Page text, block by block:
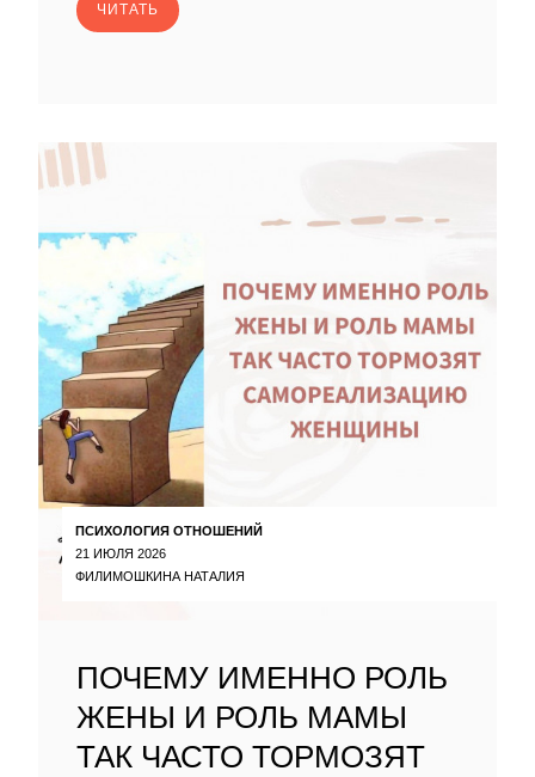
ЧИТАТЬ
ПСИХОЛОГИЯ ОТНОШЕНИЙ
21 ИЮЛЯ 2026
ФИЛИМОШКИНА НАТАЛИЯ
ПОЧЕМУ ИМЕННО РОЛЬ
ЖЕНЫ И РОЛЬ МАМЫ
ТАК ЧАСТО ТОРМОЗЯТ